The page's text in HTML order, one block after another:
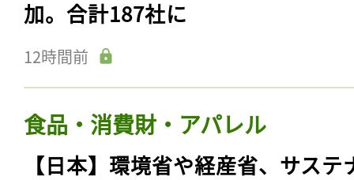
加。合計187社に
12時間前
食品・消費財・アパレル
【日本】環境省や経産省、サステ